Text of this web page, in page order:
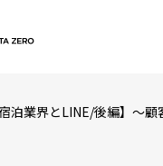
宿泊業界とLINE/後編】～